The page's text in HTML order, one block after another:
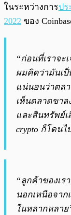
ในระหว่างการปร
2022 ของ
“ก่อนที่เราจะ
ผมคิดว่ามันเป็
แน่นอนว่าตลา
เห็นตลาดขาล
และสินทรัพย์เ
crypto ก็โดน
“ลูกค้าของเร
นอกเหนือจาก
ในหลากหลาย